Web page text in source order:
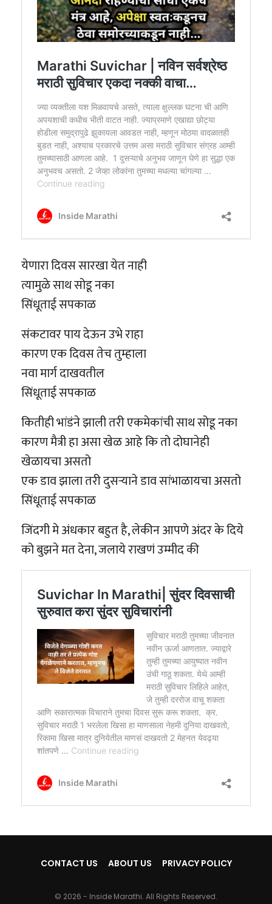
येणारा दिवस सारखा येत नाही
त्यामुळे साथ सोडू नका
सिंधूताई सपकाळ
संकटावर पाय देऊन उभे राहा
कारण एक दिवस तेच तुम्हाला
नवा मार्ग दाखवतील
सिंधूताई सपकाळ
कितीही भांडंने झाली तरी एकमेकांची साथ सोडू नका
कारण मैत्री हा असा खेळ आहे कि तो दोघानेही
खेळायचा असतो
एक डाव झाला तरी दुसऱ्याने डाव सांभाळायचा असतो
सिंधूताई सपकाळ
जिंदगी मे अंधकार बहुत है, लेकीन आपणे अंदर के दिये
को बुझने मत देना, जलाये राखणं उम्मीद की
CONTACT US ABOUT US PRIVACY POLICY
© 2026 - Inside Marathi. All Rights Reserved.